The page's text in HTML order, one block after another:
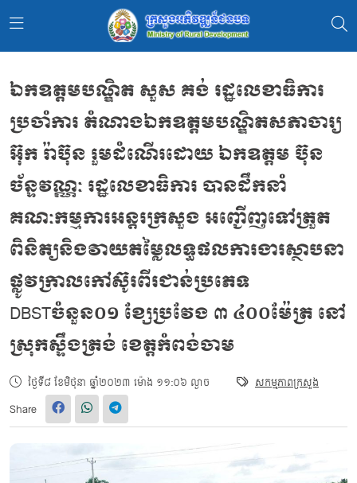
ឯកឧត្តមបណ្ឌិត សួស គង់ រដ្ឋលេខាធិការ
ប្រចាំការ តំណាងឯកឧត្តមបណ្ឌិតសភាចារ្យ
អ៊ុក រ៉ាប៊ុន រួមដំណើរដោយ ឯកឧត្តម ប៊ុន
ច័ន្ទវណ្ណៈ រដ្ឋលេខាធិការ បានដឹកនាំ
គណៈកម្មការអន្តរក្រសួង អញ្ជើញទៅត្រួត
ពិនិត្យនិងវាយតម្លៃលទ្ធផលការងារស្ថាបនា
ផ្លូវក្រាលកៅស៊ូរពីរជាន់ប្រភេទ
DBSTចំនួន០១ ខ្សែប្រវែង ៣ ៤០០ម៉ែត្រ នៅ
ស្រុកស្ទឹងត្រង់ ខេត្តកំពង់ចាម
ថ្ងៃទី៨ ខែមិថុនា ឆ្នាំ២០២៣ ម៉ោង ១១:០៦ ល្ងាច សកម្មភាពក្រសួង
Share